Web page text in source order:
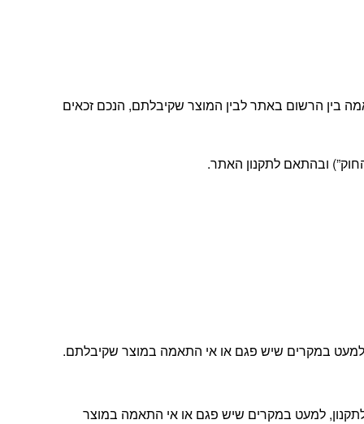
בין הרשום באתר לבין המוצר שקיבלתם, הנכם זכאים
למעט במקרים שיש פגם או אי התאמה במוצר שקיבלתם.
שלנו ובהתאם לתקנון, למעט במקרים שיש פגם או אי התאמה במוצר